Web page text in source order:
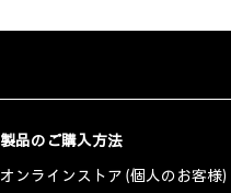
製品のご購入方法
オンラインストア (個人のお客様)